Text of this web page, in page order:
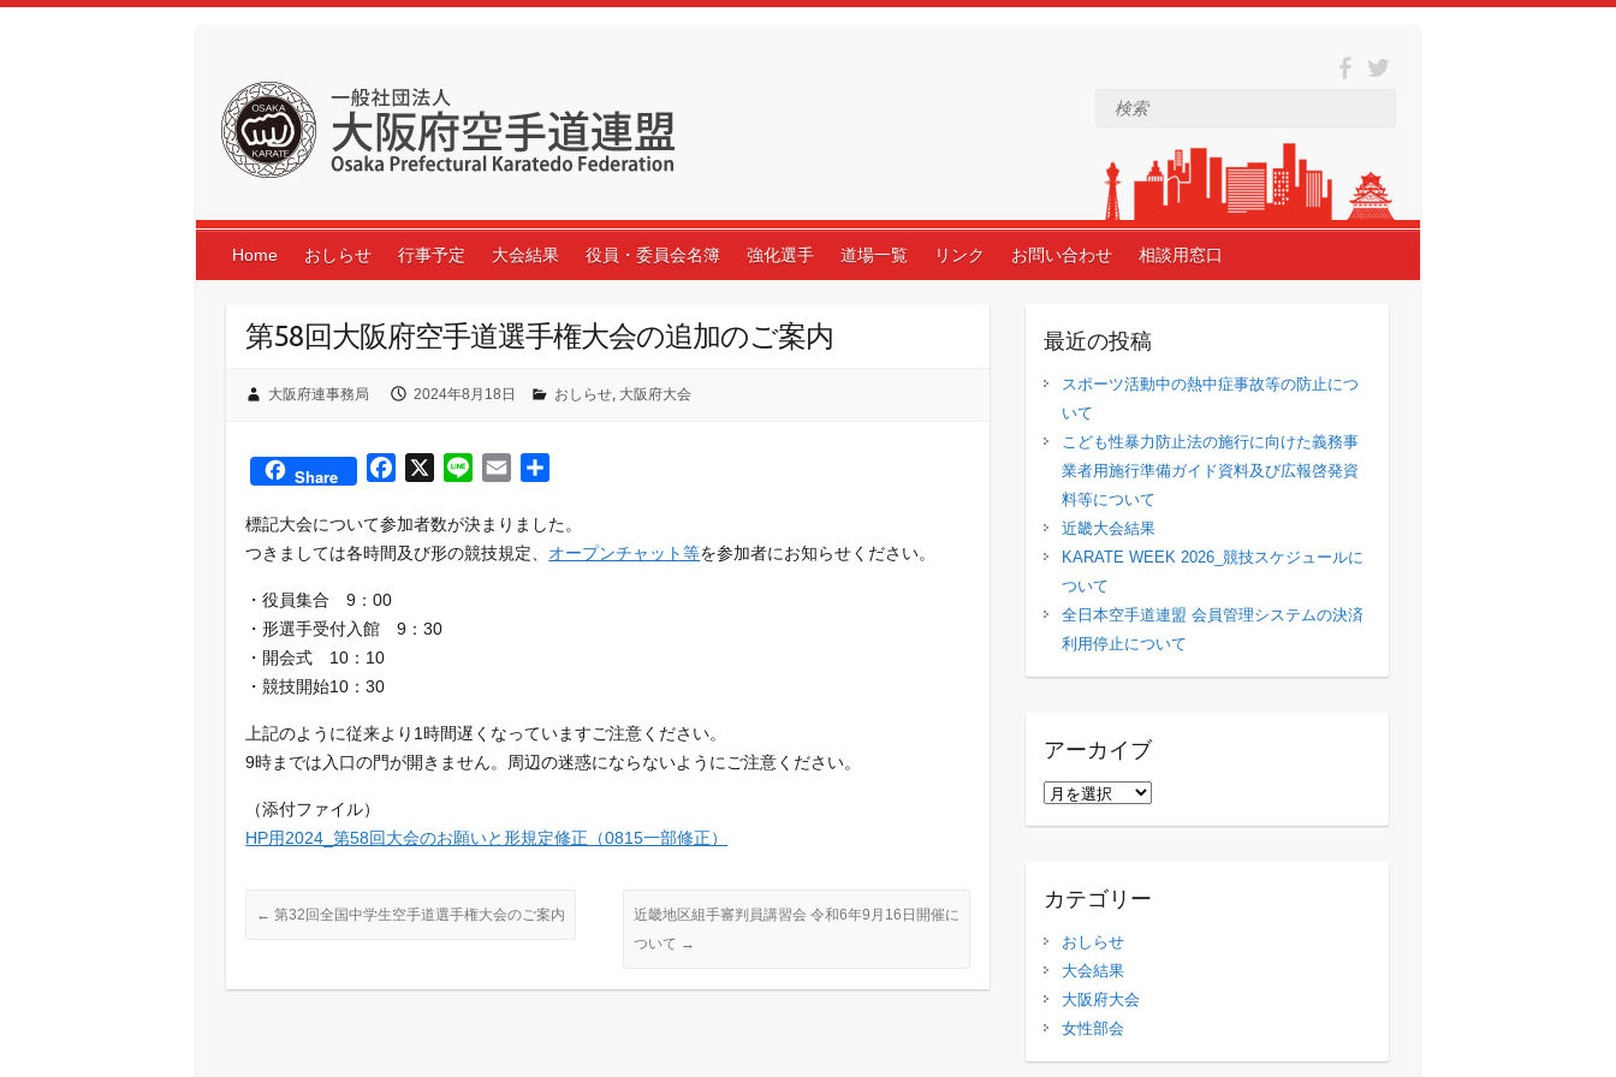
検索
Home おしらせ 行事予定 大会結果 役員・委員会名簿 強化選手 道場一覧 リンク お問い合わせ 相談用窓口
第58回大阪府空手道選手権大会の追加のご案内
大阪府連事務局 2024年8月18日 おしらせ, 大阪府大会
Share
c
e
o
X
n
e
a
i
標記大会について参加者数が決まりました。
つきましては各時間及び形の競技規定、 オープンチャット等を参加者にお知らせください。
・役員集合 9：00
・形選手受付入館 9：30
・開会式 10：10
・競技開始10：30
上記のように従来より1時間遅くなっていますご注意ください。
9時までは入口の門が開きません。周辺の迷惑にならないようにご注意ください。
（添付ファイル）
HP用2024_第58回大会のお願いと形規定修正（0815一部修正）
← 第32回全国中学生空手道選手権大会のご案内
近畿地区組手審判員講習会 令和6年9月16日開催に
ついて →
最近の投稿
スポーツ活動中の熱中症事故等の防止につ
いて
こども性暴力防止法の施行に向けた義務事
業者用施行準備ガイド資料及び広報啓発資
料等について
近畿大会結果
KARATE WEEK 2026_競技スケジュールに
ついて
全日本空手道連盟 会員管理システムの決済
利用停止について
アーカイブ
ア
ブ
カテゴリー
おしらせ
大会結果
大阪府大会
女性部会